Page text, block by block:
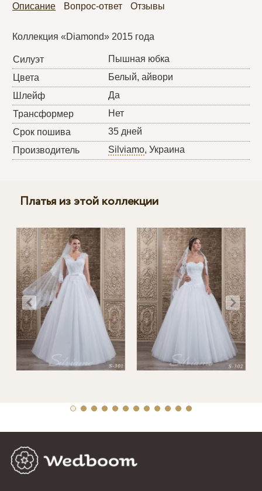
Описание Вопрос-ответ Отзывы
Коллекция «Diamond» 2015 года
Силуэт
Пышная юбка
Цвета
Белый, айвори
Шлейф
Да
Трансформер
Нет
Срок пошива
35 дней
Производитель
Silviamo, Украина
Платья из этой коллекции